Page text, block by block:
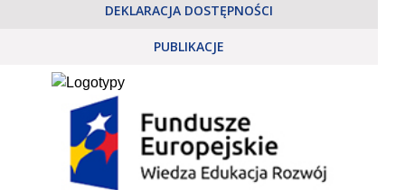
DEKLARACJA DOSTĘPNOŚCI
PUBLIKACJE